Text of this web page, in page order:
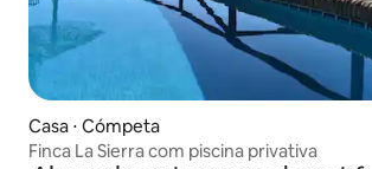
Casa ⋅ Cómpeta
Finca La Sierra com piscina privativa